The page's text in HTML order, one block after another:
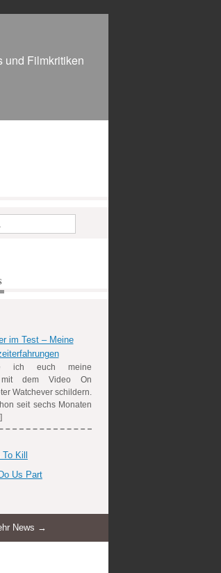
und Filmkritiken
im Test – Meine
ich euch meine
mit dem Video On
Watchever schildern.
seit sechs Monaten
Kill
Us Part
News →